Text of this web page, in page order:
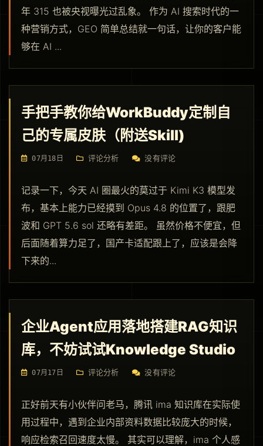
年 315 也被央视曝光过乱象。 作为 AI 搜索时代的一
种营销方式，GEO 简单总结就一句话，让你的客户能
够在 AI ...
手把手教你给WorkBuddy定制自
己的专属皮肤（附送Skill)
07月18日 评论分析 没有评论
记录一下，今天 AI 圈最火的莫过于 Kimi K3 模型发
布，基本上能力已经摸到 Opus 4.8 的位置了，跟肥
波和 GPT 5.6 sol 还略有差距。 虽然价格不便宜，但
后面随着算力足了，国产卡适配跟上了，应该是会降
下来的...
企业Agent应用落地搭建RAG知识
库，不妨试试Knowledge Studio
07月17日 评论分析 没有评论
正好前天有小伙伴问老马，腾讯 ima 知识库在实际使
用过程中，遇到企业内部资料数据比较庞大的时候，
响应检索召回速度太慢。 其实可以理解，ima 个人感